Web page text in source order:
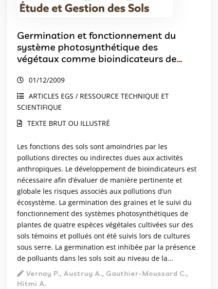
Germination et fonctionnement du
système photosynthétique des
végétaux comme bioindicateurs de
01/12/2009
ARTICLES EGS / RESSOURCE TECHNIQUE ET
SCIENTIFIQUE
TEXTE BRUT OU ILLUSTRÉ
Les fonctions des sols sont amoindries par les
pollutions directes ou indirectes dues aux activités
anthropiques. Le développement de bioindicateurs est
nécessaire afin d’évaluer de manière pertinente et
globale les risques associés aux pollutions d’un
écosystème. La germination des graines et le suivi du
fonctionnement des systèmes photosynthétiques de
plantes de quatre espèces végétales cultivées sur des
sols témoins et pollués ont été suivis lors de cultures
sous serre. La germination est inhibée par la présence
de polluants dans les sols soit au niveau de la...
Vernay P., Austruy A., Gauthier-Moussard C.,
Hitmi A.